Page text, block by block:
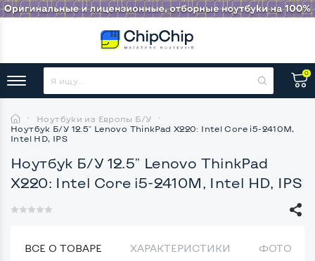
0
Ноутбуки из Европы Б/У
Ноутбук Б/У 12.5" Lenovo ThinkPad X220: Intel Core i5-2410M,
Intel HD, IPS
Ноутбук Б/У 12.5" Lenovo ThinkPad
X220: Intel Core i5-2410M, Intel HD, IPS
ВСЕ О ТОВАРЕ ХАРАКТЕРИСТИКИ ФОТО